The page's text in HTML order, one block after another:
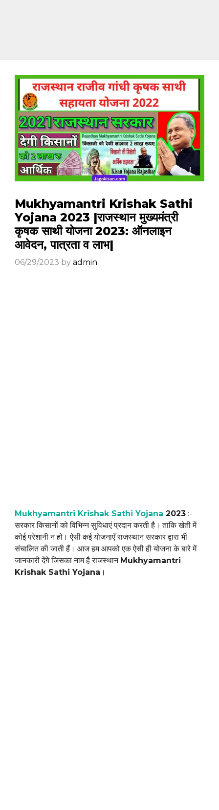
Mukhyamantri Krishak Sathi
Yojana 2023 |राजस्थान मुख्यमंत्री
कृषक साथी योजना 2023: ऑनलाइन
आवेदन, पात्रता व लाभ|
06/29/2023 by admin
Mukhyamantri Krishak Sathi Yojana 2023 :-
सरकार किसानों को विभिन्न सुविधाएं प्रदान करती है। ताकि खेती में
कोई परेशानी न हो। ऐसी कई योजनाएँ राजस्थान सरकार द्वारा भी
संचालित की जाती हैं। आज हम आपको एक ऐसी ही योजना के बारे में
जानकारी देंगे जिसका नाम है राजस्थान Mukhyamantri
Krishak Sathi Yojana ।